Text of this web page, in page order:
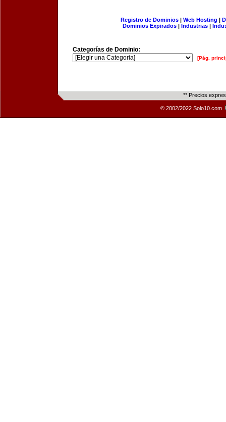
Registro de Dominios| Web Hosting |
Dominios Expirados | Industrias |
Categorías de Dominio:
[Pág.
** Precios
© 2002/2022 Solo10.com